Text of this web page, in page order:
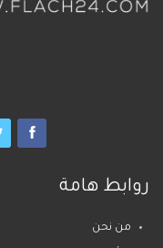
روابط هامة
من نحن